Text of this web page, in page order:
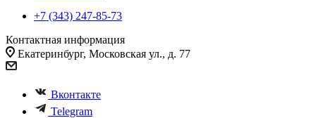
+7 (343) 247-85-73
Контактная информация
Екатеринбург, Московская ул., д. 77
Вконтакте
Telegram